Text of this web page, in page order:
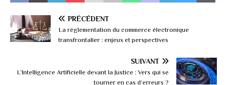
PRÉCÉDENT
La réglementation du commerce électronique
transfrontalier : enjeux et perspectives
SUIVANT
L’Intelligence Artificielle devant la Justice : Vers qui se
tourner en cas d’erreurs ?